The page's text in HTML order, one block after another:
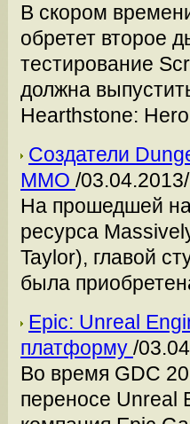
В скором
обретет второе
тестирование
должна
Hearthstone:
Создатели
ММО /03.04.2013/
На прошедшей
ресурса
Taylor), главой
была
Epic: Unreal
платформу /
Во время GDC
переносе Unreal